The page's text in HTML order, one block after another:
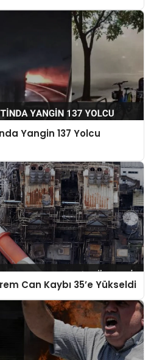
Yangin 137 Yolcu
Can Kaybı 35’e Yükseldi